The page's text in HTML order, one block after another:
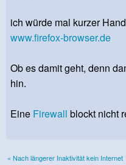
ich würde mal kurzer Hand
www.firefox-browser.de
Ob es damit geht, denn
hin.
Eine Firewall blockt nicht
« Nach längerer Inaktivität kein Internet